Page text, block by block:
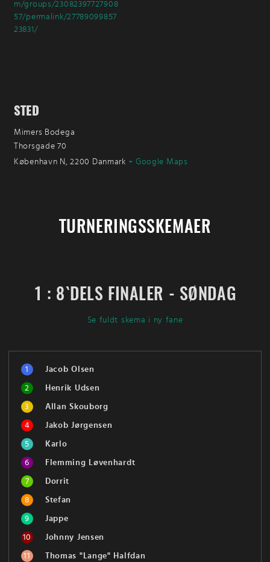
m/groups/23082397727908
57/permalink/27789099857
23831/
STED
Mimers Bodega
Thorsgade 70
København N, 2200 Danmark + Google Maps
TURNERINGSSKEMAER
1 : 8`DELS FINALER - SØNDAG
Se fuldt skema i ny fane
1
Jacob Olsen
2
Henrik Udsen
3
Allan Skouborg
4
Jakob Jørgensen
5
Karlo
6
Flemming Løvenhardt
7
Dorrit
8
Stefan
9
Jappe
10
Johnny Jensen
11
Thomas "Lange" Halfdan